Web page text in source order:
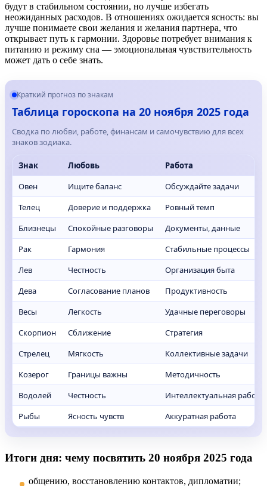
будут в стабильном состоянии, но лучше избегать
неожиданных расходов. В отношениях ожидается ясность: вы
лучше понимаете свои желания и желания партнера, что
открывает путь к гармонии. Здоровье потребует внимания к
питанию и режиму сна — эмоциональная чувствительность
может дать о себе знать.
Краткий прогноз по знакам
Таблица гороскопа на 20 ноября 2025 года
Сводка по любви, работе, финансам и самочувствию для всех
знаков зодиака.
Знак Любовь
Работа
Овен
Ищите баланс
Обсуждайте задачи
Телец
Доверие и поддержка
Ровный темп
Близнецы
Спокойные разговоры
Документы, данные
Рак
Гармония
Стабильные процессы
Лев
Честность
Организация быта
Дева
Согласование планов
Продуктивность
Весы
Легкость
Удачные переговоры
Скорпион
Сближение
Стратегия
Стрелец
Мягкость
Коллективные задачи
Козерог
Границы важны
Методичность
Водолей
Честность
Интеллектуальная работа
Рыбы
Ясность чувств Аккуратная работа
Итоги дня: чему посвятить 20 ноября 2025 года
общению, восстановлению контактов, дипломатии;